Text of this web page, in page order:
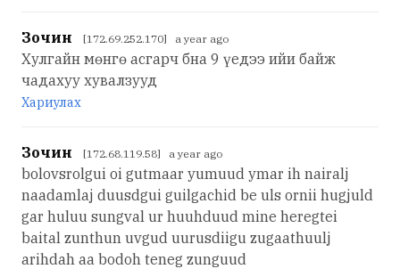
Зочин [172.69.252.170] a year ago
Хулгайн мөнгө асгарч бна 9 үедээ ийи байж
чадахуу хувалзууд
Хариулах
Зочин [172.68.119.58] a year ago
bolovsrolgui oi gutmaar yumuud ymar ih nairalj
naadamlaj duusdgui guilgachid be uls ornii hugjuld
gar huluu sungval ur huuhduud mine heregtei
baital zunthun uvgud uurusdiigu zugaathuulj
arihdah aa bodoh teneg zunguud